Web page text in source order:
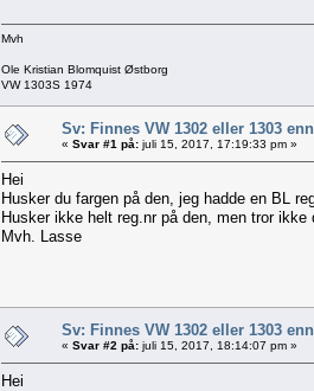
Mvh
Ole Kristian Blomquist Østborg
VW 1303S 1974
Sv: Finnes VW 1302 eller 1303
« Svar #1 på: juli 15, 2017, 17:19:33 pm »
Hei
Husker du fargen på den, jeg hadde en BL
Husker ikke helt reg.nr på den, men tror
Mvh. Lasse
Sv: Finnes VW 1302 eller 1303
« Svar #2 på: juli 15, 2017, 18:14:07 pm »
Hei